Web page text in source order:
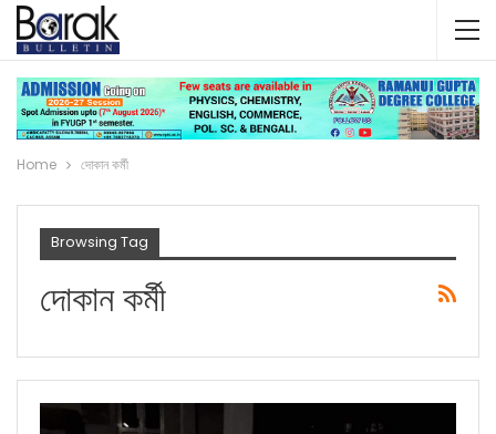
Home দোকান কর্মী
Browsing Tag
দোকান কর্মী